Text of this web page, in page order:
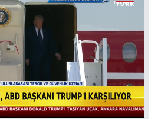
480
Oynatma
Hızı